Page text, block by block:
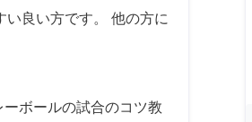
い良い方です。 他の方に
ーボールの試合のコツ教